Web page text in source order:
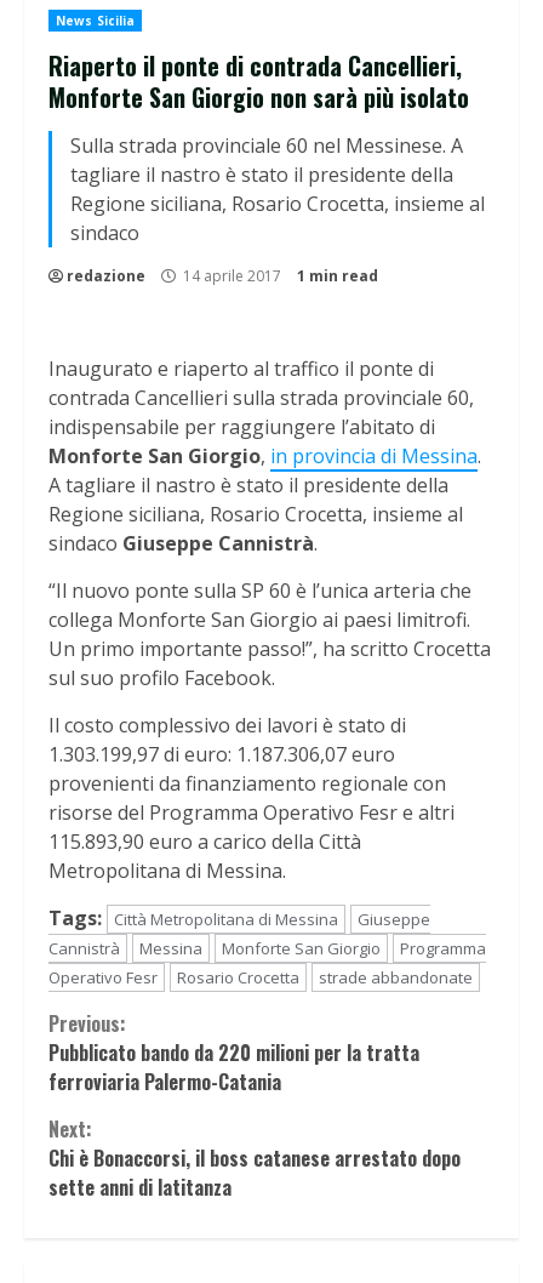
News Sicilia
Riaperto il ponte di contrada Cancellieri,
Monforte San Giorgio non sarà più isolato
Sulla strada provinciale 60 nel Messinese. A
tagliare il nastro è stato il presidente della
Regione siciliana, Rosario Crocetta, insieme al
sindaco
redazione 14 aprile 2017 1 min read
Inaugurato e riaperto al traffico il ponte di
contrada Cancellieri sulla strada provinciale 60,
indispensabile per raggiungere l’abitato di
Monforte San Giorgio, in provincia di Messina.
A tagliare il nastro è stato il presidente della
Regione siciliana, Rosario Crocetta, insieme al
sindaco Giuseppe Cannistrà.
“Il nuovo ponte sulla SP 60 è l’unica arteria che
collega Monforte San Giorgio ai paesi limitrofi.
Un primo importante passo!”, ha scritto Crocetta
sul suo profilo Facebook.
Il costo complessivo dei lavori è stato di
1.303.199,97 di euro: 1.187.306,07 euro
provenienti da finanziamento regionale con
risorse del Programma Operativo Fesr e altri
115.893,90 euro a carico della Città
Metropolitana di Messina.
Tags:
Città Metropolitana di Messina
Giuseppe
Cannistrà
Messina Monforte San Giorgio
Programma
Operativo Fesr
Rosario Crocetta strade abbandonate
Continue
Reading
Previous:
Pubblicato bando da 220 milioni per la tratta
ferroviaria Palermo-Catania
Next:
Chi è Bonaccorsi, il boss catanese arrestato dopo
sette anni di latitanza